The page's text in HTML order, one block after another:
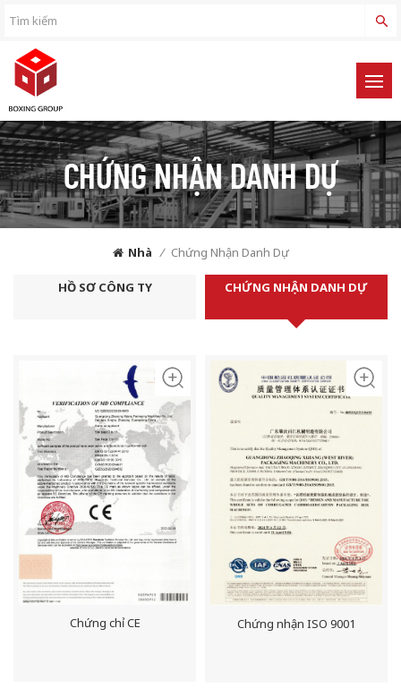
CHỨNG NHẬN DANH DỰ
Nhà / Chứng Nhận Danh Dự
HỒ SƠ CÔNG TY CHỨNG NHẬN DANH DỰ
Chứng chỉ CE Chứng nhận ISO 9001